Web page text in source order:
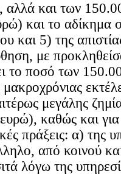
και των
και το αδίκημα
και 5) της
με
το ποσό των
μεγάλης
καθώς και για
πράξεις: α) της
από κοινού
λόγω της